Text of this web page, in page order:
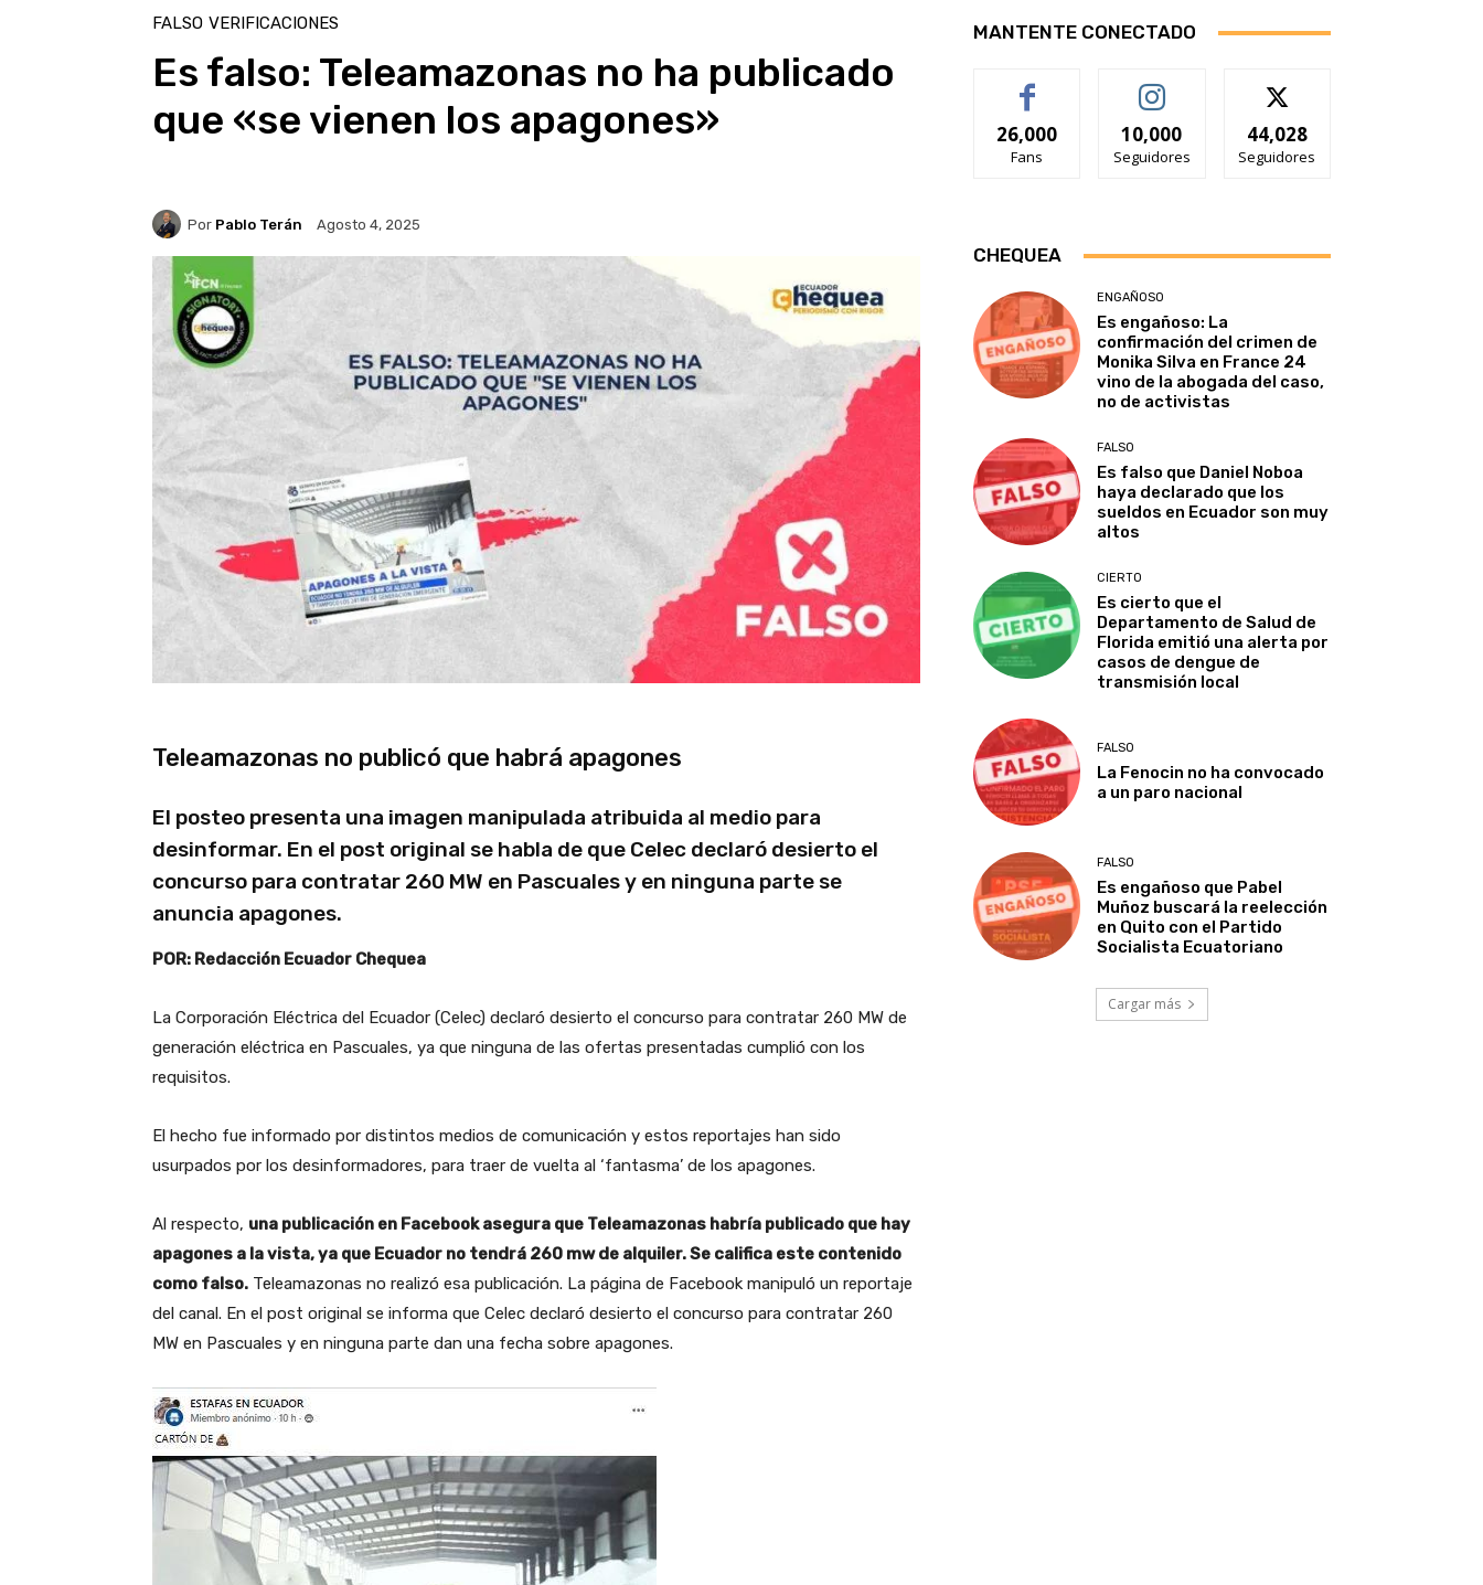
FALSO VERIFICACIONES
Es falso: Teleamazonas no ha publicado
que «se vienen los apagones»
Por Pablo Terán Agosto 4, 2025
Teleamazonas no publicó que habrá apagones
El posteo presenta una imagen manipulada atribuida al medio para
desinformar. En el post original se habla de que Celec declaró desierto el
concurso para contratar 260 MW en Pascuales y en ninguna parte se
anuncia apagones.
POR: Redacción Ecuador Chequea
La Corporación Eléctrica del Ecuador (Celec) declaró desierto el concurso para contratar 260 MW de
generación eléctrica en Pascuales, ya que ninguna de las ofertas presentadas cumplió con los
requisitos.
El hecho fue informado por distintos medios de comunicación y estos reportajes han sido
usurpados por los desinformadores, para traer de vuelta al ‘fantasma’ de los apagones.
Al respecto, una publicación en Facebook asegura que Teleamazonas habría publicado que hay
apagones a la vista, ya que Ecuador no tendrá 260 mw de alquiler. Se califica este contenido
como falso. Teleamazonas no realizó esa publicación. La página de Facebook manipuló un reportaje
del canal. En el post original se informa que Celec declaró desierto el concurso para contratar 260
MW en Pascuales y en ninguna parte dan una fecha sobre apagones.
MANTENTE CONECTADO
26,000
Fans
10,000
Seguidores
44,028
Seguidores
CHEQUEA
ENGAÑOSO
Es engañoso: La
confirmación del crimen de
Monika Silva en France 24
vino de la abogada del caso,
no de activistas
FALSO
Es falso que Daniel Noboa
haya declarado que los
sueldos en Ecuador son muy
altos
CIERTO
Es cierto que el
Departamento de Salud de
Florida emitió una alerta por
casos de dengue de
transmisión local
FALSO
La Fenocin no ha convocado
a un paro nacional
FALSO
Es engañoso que Pabel
Muñoz buscará la reelección
en Quito con el Partido
Socialista Ecuatoriano
Cargar más